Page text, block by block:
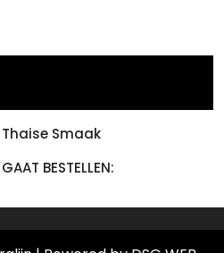
Smaak
BESTELLEN: